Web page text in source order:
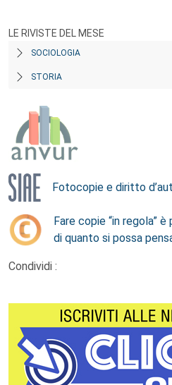
LE RIVISTE DEL MESE
SOCIOLOGIA
STORIA
Fotocopie e diritto
Fare copie “in regola”
di quanto si possa
Condividi :